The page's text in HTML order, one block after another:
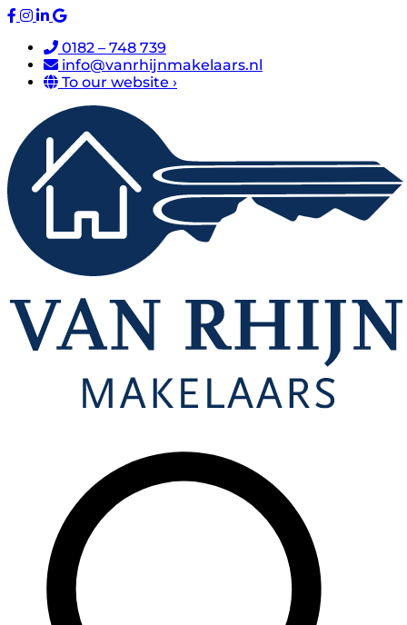
0182 – 748 739
info@vanrhijnmakelaars.nl
To our website ›